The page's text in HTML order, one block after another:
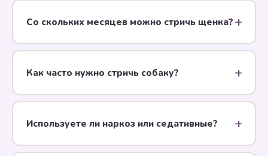
Со скольких месяцев можно стричь щенка?
Гигиеническую стрижку (лапы, уши, гигиенические
модельную стрижку — с 5-6 месяцев, когда щенок
уже привык к мытью и расчёсыванию.
Как часто нужно стричь собаку?
Йорков, шпицев, ши-тцу — каждые 4–6 недель.
триммингуют раз в 2–3 месяца. Кокеров и пуделей
— раз в 4–8 недель.
Используете ли наркоз или седативные?
Нет. Все процедуры — без наркоза и седативных.